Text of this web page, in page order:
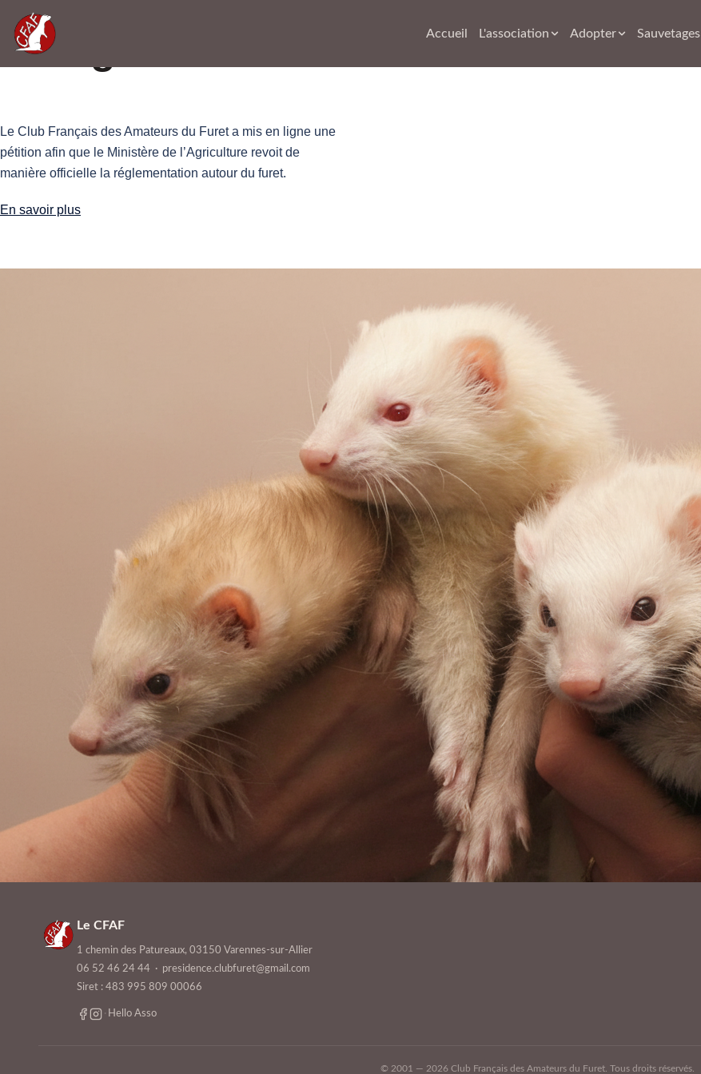
Accueil L'association Adopter Sauvetages
Catégorie : Nos Pétitions
Le Club Français des Amateurs du Furet a mis en ligne une
pétition afin que le Ministère de l’Agriculture revoit de
manière officielle la réglementation autour du furet.
En savoir plus
Le CFAF
1 chemin des Patureaux, 03150 Varennes-sur-Allier
06 52 46 24 44 · presidence.clubfuret@gmail.com
Siret : 483 995 809 00066
· Hello Asso
© 2001 — 2026 Club Français des Amateurs du Furet. Tous droits réservés.